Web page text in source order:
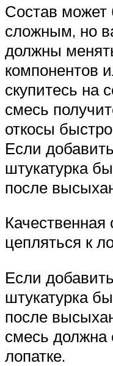
Состав
сложным, но
должны
компонентов
скупитесь на
смесь
откосы
Если
штукатурка
после
цепляться к
Если
штукатурка
после
смесь должна
лопатке.